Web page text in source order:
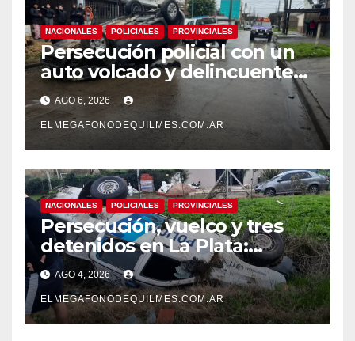
NACIONALES POLICIALES PROVINCIALES
Persecución policial con un
auto volcado y delincuentes
detenidos en San Francisco
Solano
AGO 6, 2026
ELMEGAFONODEQUILMES.COM.AR
NACIONALES POLICIALES PROVINCIALES
Persecución, vuelco y tres
detenidos en La Plata:
recuperaron motos robadas
tras un operativo policial
AGO 4, 2026
ELMEGAFONODEQUILMES.COM.AR